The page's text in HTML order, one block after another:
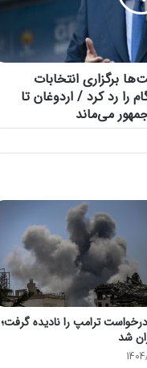
برگزاری انتخابات
را رد کرد / اردوغان تا
ترامپ را نادیده گرفت؛
شد